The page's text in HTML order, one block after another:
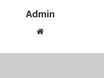
Admin
b